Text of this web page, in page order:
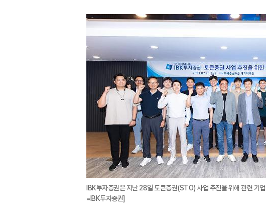
IBK투자증권은 지난 28일 토큰증권(STO) 사업 추진을 위해 관련 기
=IBK투자증권]